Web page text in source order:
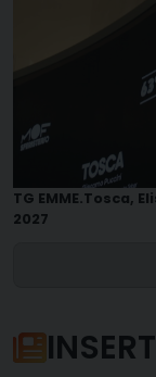
TG EMME.Tosca,
2027